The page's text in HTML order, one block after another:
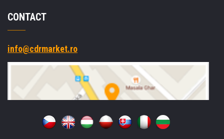
CONTACT
info@cdrmarket.ro